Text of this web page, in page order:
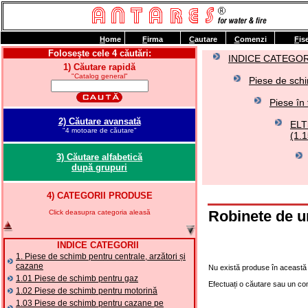
Foloseşte cele 4 căutări:
1) Căutare rapidă
"Catalog general"
2) Căutare avansată
"4 motoare de căutare"
3) Căutare alfabetică
după grupuri
4) CATEGORII PRODUSE
Click deasupra categoria aleasă
INDICE CATEGORII
1. Piese de schimb pentru centrale, arzători și
cazane
1.01 Piese de schimb pentru gaz
1.02 Piese de schimb pentru motorină
1.03 Piese de schimb pentru cazane pe
INDICE
Piese de
Piese în
Robinete de
Nu există produse în această
Efectuați o căutare sau un
Home Firma Cautare Comenzi F